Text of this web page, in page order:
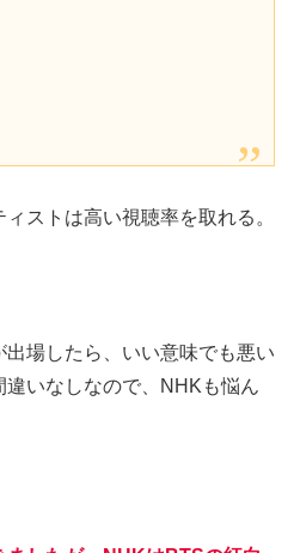
ストは高い視聴率を取れる。
場したら、いい意味でも悪い
いなしなので、NHKも悩ん